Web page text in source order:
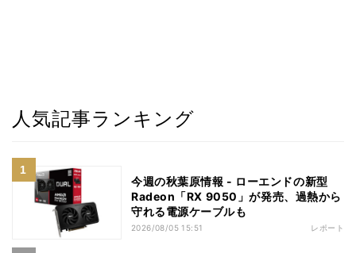
人気記事ランキング
今週の秋葉原情報 - ローエンドの新型
Radeon「RX 9050」が発売、過熱から
守れる電源ケーブルも
2026/08/05 15:51 レポート